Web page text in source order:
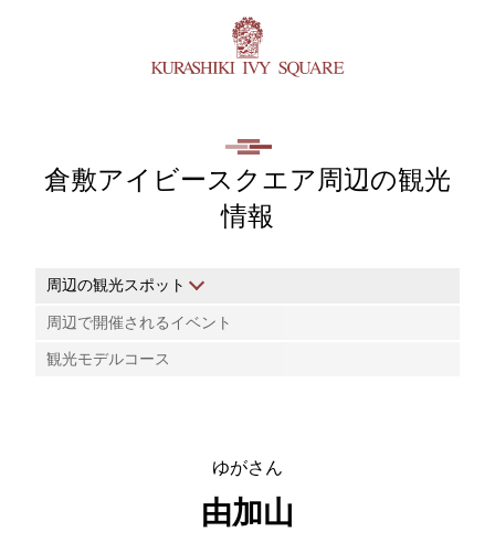
倉敷アイビースクエア周辺の観光
情報
周辺の観光スポット
周辺で開催されるイベント
観光モデルコース
ゆがさん
由加山